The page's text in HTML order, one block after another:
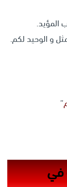
المؤيد.
و الوحيد لكم.
”
في